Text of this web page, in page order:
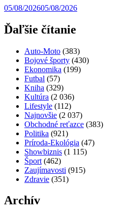
05/08/202605/08/2026
Ďaľšie čítanie
Auto-Moto (383)
Bojové športy (430)
Ekonomika (199)
Futbal (57)
Kniha (329)
Kultúra (2 036)
Lifestyle (112)
Najnovšie (2 037)
Obchodné reťazce (383)
Politika (921)
Príroda-Ekológia (47)
Showbiznis (1 115)
Šport (462)
Zaujímavosti (915)
Zdravie (351)
Archív